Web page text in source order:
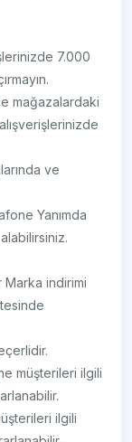
7.000
mağazalardaki
ve
Yanımda
Marka indirimi
müşterileri ilgili
ilgili